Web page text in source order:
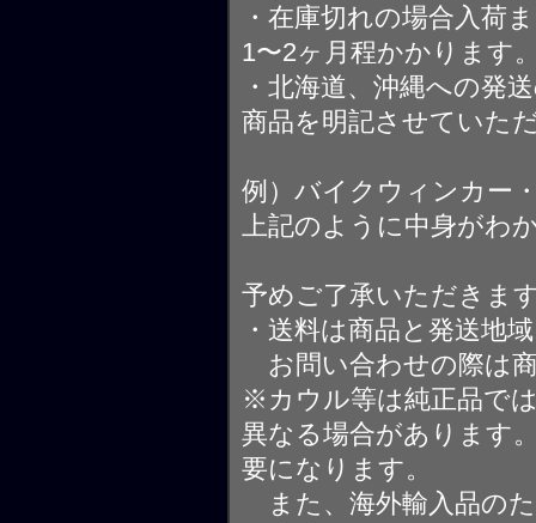
・在庫切れの場合入荷
1〜2ヶ月程かかります
・北海道、沖縄への発
商品を明記させていた
例）バイクウィンカー
上記のように中身がわ
予めご了承いただきま
・送料は商品と発送地
お問い合わせの際は
※カウル等は純正品で
異なる場合があります
要になります。
また、海外輸入品の